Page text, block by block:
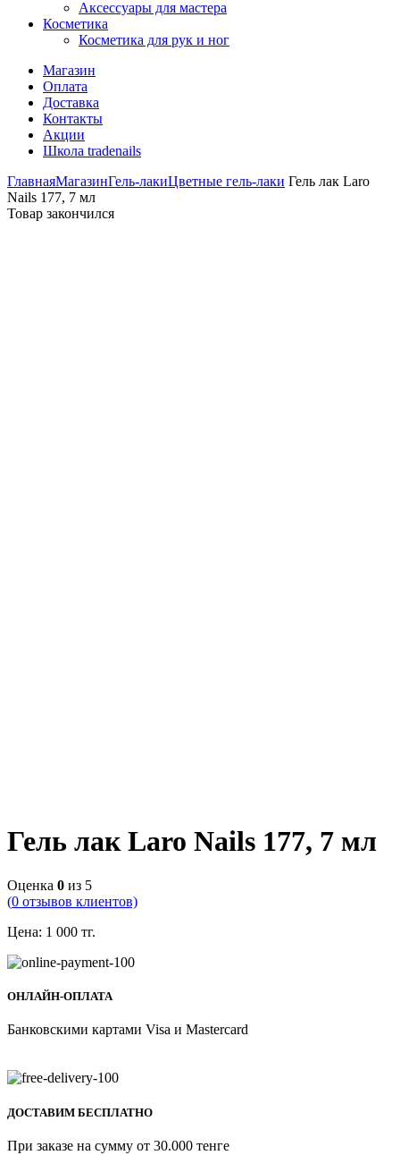
Аксессуары для мастера
Косметика
Косметика для рук и ног
Магазин
Оплата
Доставка
Контакты
Акции
Школа tradenails
ГлавнаяМагазинГель-лакиЦветные гель-лаки Гель лак Laro
Nails 177, 7 мл
Товар закончился
Гель лак Laro Nails 177, 7 мл
Оценка 0 из 5
(0 отзывов клиентов)
Цена: 1 000 тг.
ОНЛАЙН-ОПЛАТА
Банковскими картами Visa и Mastercard
ДОСТАВИМ БЕСПЛАТНО
При заказе на сумму от 30.000 тенге